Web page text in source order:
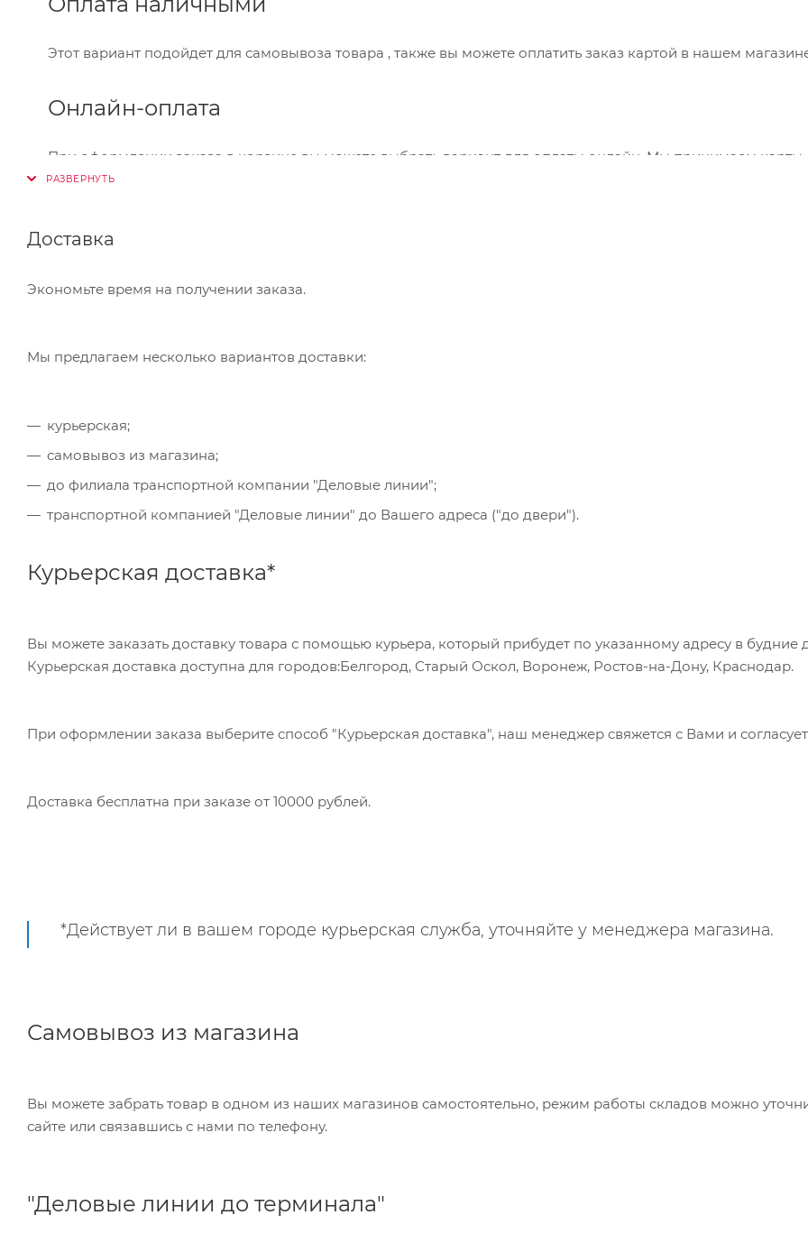
Этот вариант подойдет для самовывоза товара , также вы можете оплатить заказ картой в нашем
Онлайн-оплата
При оформлении заказа в корзине вы можете выбрать вариант для оплаты онлайн. Мы принимаем карты
Visa,Master Card, МИР. Оплата производится через сервис "ЮКасса" ("Яндекс.Касса").
Банковский перевод
Также Вы можете оплатить товар, выбрав способ "Банковский перевод", при этом будет сформирован
Доставка
Экономьте время на получении заказа.
Мы предлагаем несколько вариантов доставки:
курьерская;
самовывоз из магазина;
до филиала транспортной компании "Деловые линии";
транспортной компанией "Деловые линии" до Вашего адреса ("до двери").
Курьерская доставка*
Вы можете заказать доставку товара с помощью курьера, который прибудет по указанному адресу в будние
Курьерская доставка доступна для городов:Белгород, Старый Оскол, Воронеж, Ростов-на-Дону, Краснодар.
При оформлении заказа выберите способ "Курьерская доставка", наш менеджер свяжется с Вами и
Доставка бесплатна при заказе от 10000 рублей.
*Действует ли в вашем городе курьерская служба, уточняйте у менеджера магазина.
Самовывоз из магазина
Вы можете забрать товар в одном из наших магазинов самостоятельно, режим работы складов можно уточнить на
сайте или связавшись с нами по телефону.
"Деловые линии до терминала"